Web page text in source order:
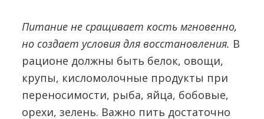
Питание не сращивает кость мгновенно,
но создает условия для восстановления. В
рационе должны быть белок, овощи,
крупы, кисломолочные продукты при
переносимости, рыба, яйца, бобовые,
орехи, зелень. Важно пить достаточно